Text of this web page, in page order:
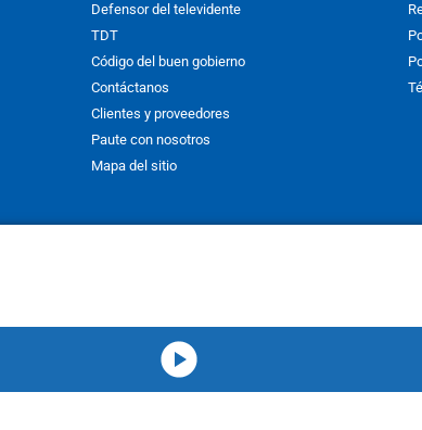
Defensor del televidente
TDT
Código del buen gobierno
Contáctanos
Clientes y proveedores
Paute con nosotros
Mapa del sitio
reproducción total o parcial, así como su traducción a
or translation without written permission is prohibited. All